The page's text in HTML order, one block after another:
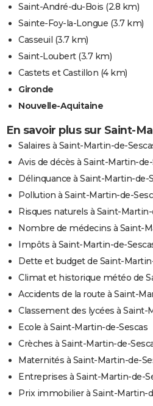
Saint-André-du-Bois (2.8 km)
Sainte-Foy-la-Longue (3.7 km)
Casseuil (3.7 km)
Saint-Loubert(3.7 km)
Castets et Castillon (4 km)
Gironde
Nouvelle-Aquitaine
En savoir plus sur Saint-
Salaires à Saint-Martin-de-
Avis de décès à Saint-Martin-
Délinquance à Saint-Martin-de-
Pollution à Saint-Martin-de-
Risques naturels à Saint-
Nombre de médecins à Saint-
Impôts à Saint-Martin-de-
Dette et budget de Saint-
Climat et historique météo de
Accidents de la route à Saint-
Classement des lycées à Saint-
Ecole à Saint-Martin-de-Sescas
Crèches à Saint-Martin-de-
Maternités à Saint-Martin-de-
Entreprises à Saint-Martin-de-
Prix immobilier à Saint-Martin-